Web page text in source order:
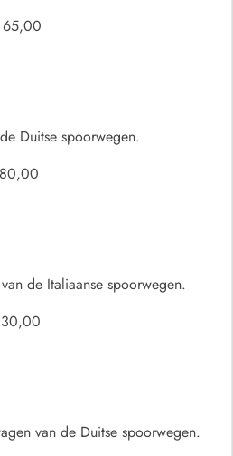
Duitse spoorwegen.
de Italiaanse spoorwegen.
van de Duitse spoorwegen.